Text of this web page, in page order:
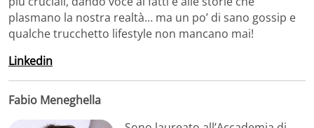
plasmano la nostra realtà… ma un po’ di sano gossip e
qualche trucchetto lifestyle non mancano mai!
Linkedin
Fabio Meneghella